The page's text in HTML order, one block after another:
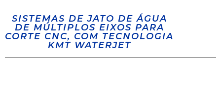
SISTEMAS DE JATO DE ÁGUA
DE MÚLTIPLOS EIXOS PARA
CORTE CNC, COM TECNOLOGIA
KMT WATERJET